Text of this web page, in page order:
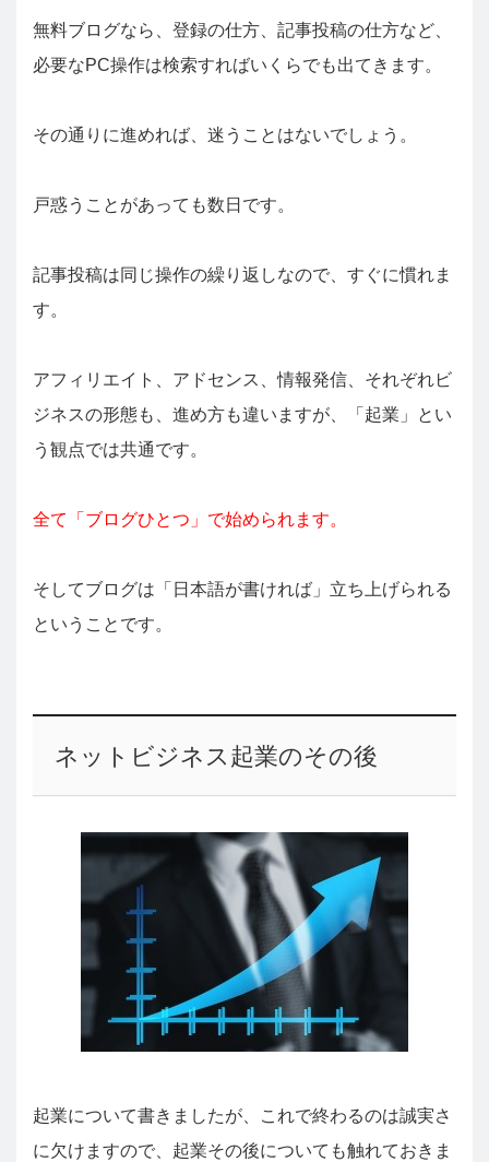
無料ブログなら、登録の仕方、記事投稿の仕方など、
必要なPC操作は検索すればいくらでも出てきます。
その通りに進めれば、迷うことはないでしょう。
戸惑うことがあっても数日です。
記事投稿は同じ操作の繰り返しなので、すぐに慣れま
す。
アフィリエイト、アドセンス、情報発信、それぞれビ
ジネスの形態も、進め方も違いますが、「起業」とい
う観点では共通です。
全て「ブログひとつ」で始められます。
そしてブログは「日本語が書ければ」立ち上げられる
ということです。
ネットビジネス起業のその後
起業について書きましたが、これで終わるのは誠実さ
に欠けますので、起業その後についても触れておきま